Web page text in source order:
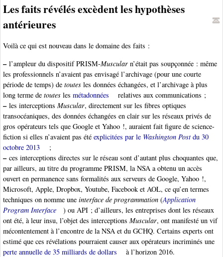
Les faits révélés excèdent les hypothèses
antérieures
Voilà ce qui est nouveau dans le domaine des faits :
–l’ampleur du dispositif PRISM-Muscular n’était pas soupçonnée : même
les professionnels n’avaient pas envisagé l’archivage (pour une courte
période de temps) de toutes les données échangées, et l’archivage à plus
long terme de toutes les métadonnées relatives aux communications ;
–les interceptions Muscular, directement sur les fibres optiques
transocéaniques, des données échangées en clair sur les réseaux privés de
gros opérateurs tels que Google et Yahoo !, auraient fait figure de science-
fiction si elles n’avaient pas été explicitées par le Washington Postdu 30
octobre 2013
;
–ces interceptions directes sur le réseau sont d’autant plus choquantes que,
par ailleurs, au titre du programme PRISM, la NSA a obtenu un accès
ouvert en permanence sans formalités aux serveurs de Google, Yahoo !,
Microsoft, Apple, Dropbox, Youtube, Facebook et AOL, ce qu’en termes
techniques on nomme une interface de programmation (Application
Program Interface
) ou API ; d’ailleurs, les entreprises dont les réseaux
ont été, à leur insu, l’objet des interceptions Muscular, ont manifesté un vif
mécontentement à l’encontre de la NSA et du GCHQ. Certains experts ont
estimé que ces révélations pourraient causer aux opérateurs incriminés une
perte annuelle de 35 milliards de dollars
à l’horizon 2016.